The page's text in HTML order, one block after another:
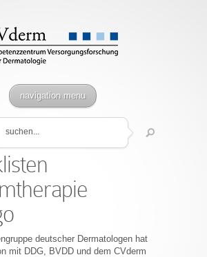
navigation menu
deutscher Dermatologen hat
mit DDG, BVDD und dem CVderm